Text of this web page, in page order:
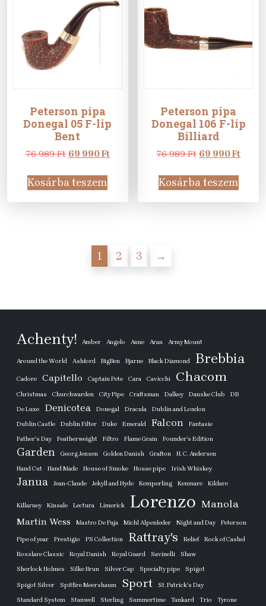
Peterson pipa
Donegal 05 F-lip
Bent
76 989Ft Original
was:
76
989 Ft.
69 990FtCurrent
990 Ft.
Kosárba teszem
Peterson pipa
Donegal 106 F-lip
Billiard
76 989Ft Original
was:
76
989 Ft.
69 990Ft
990
Kosárba teszem
1 2 3 →
Achenty! Amber Angelo Anne Aran Army Mount
Around the World Ashford BigBen Bjarne Black Diamond Brebbia
Cadore Capitello Captain Pete Cara Cavicchi Chacom
Christmas Churchwarden City Pipe Craftsman Dalkey Danske Club
DB
De Luxe
Denicotea Donegal Dracula
Dublin and London
Dublin Castle
Dublin Filter Duke Emerald Falcon
Fantasie
Father's Day
Featherweight Filtro Flame Grain Founder's Edition
Garden Georg Jensen Golden Danish Grafton
H. C. Andersen
Hand Cut
Hand Made House of Smoke House pipe Irish Whiskey
Janua Jean-Claude Jekyll and Hyde Kemperling Kenmare Kildare
Killarney Kinsale Lectura Limerick Lorenzo Manola
Martin Wess Mastro De Paja Michl Alpenleder Night and Day Peterson
Pipe of year Prestigio PS Collection Rattray's Relief
Rock of Cashel
Rosslare Classic
Royal Danish Royal Guard Savinelli
Shaw
Sherlock Holmes
Silke Brun Silver Cap Specialty pipe Spigot
Spigot Silver Spitfire Meershaum Sport
St. Patrick's Day
Standard System
Stanwell Sterling Summertime Tankard Trio Tyrone